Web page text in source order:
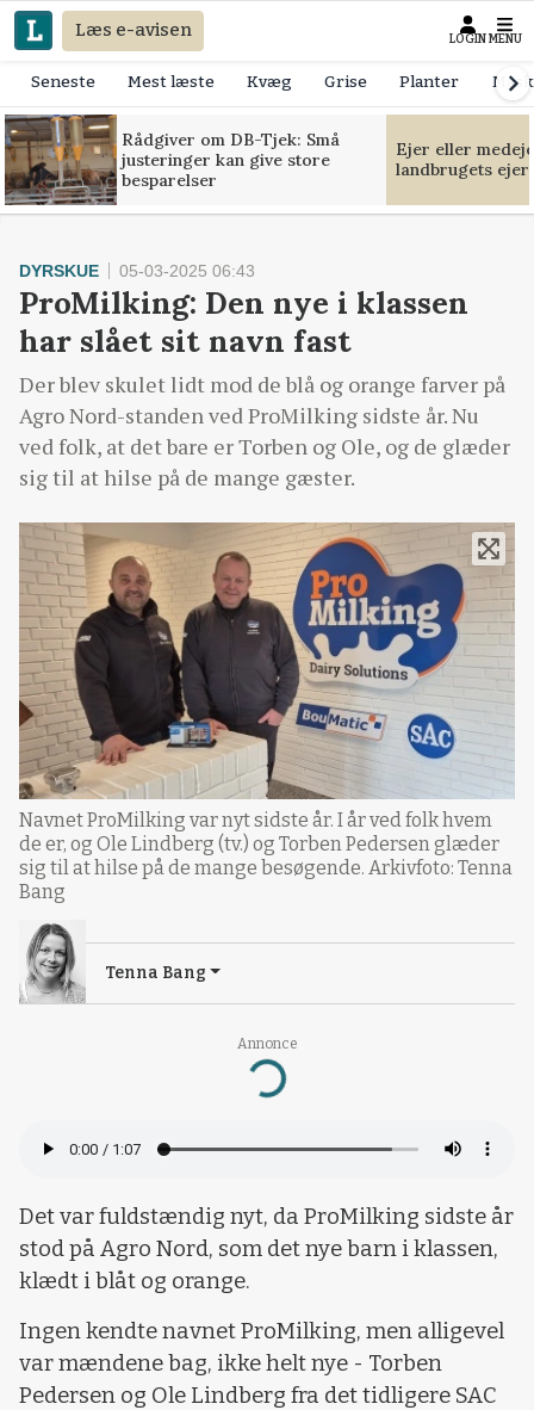
Læs e-avisen LOGIN MENU
Seneste Mest læste Kvæg Grise Planter
Rådgiver om DB-Tjek: Små
justeringer kan give store
besparelser
Ejer eller
landbrugets
Annonce
Loading...
DYRSKUE 05-03-2025 06:43
ProMilking: Den nye i klassen
har slået sit navn fast
Der blev skulet lidt mod de blå og orange farver på
Agro Nord-standen ved ProMilking sidste år. Nu
ved folk, at det bare er Torben og Ole, og de glæder
sig til at hilse på de mange gæster.
Navnet ProMilking var nyt sidste år. I år ved folk hvem
de er, og Ole Lindberg (tv.) og Torben Pedersen glæder
sig til at hilse på de mange besøgende. Arkivfoto: Tenna
Bang
Tenna Bang
Det var fuldstændig nyt, da ProMilking sidste år
stod på Agro Nord, som det nye barn i klassen,
klædt i blåt og orange.
Ingen kendte navnet ProMilking, men alligevel
var mændene bag, ikke helt nye - Torben
Pedersen og Ole Lindberg fra det tidligere SAC